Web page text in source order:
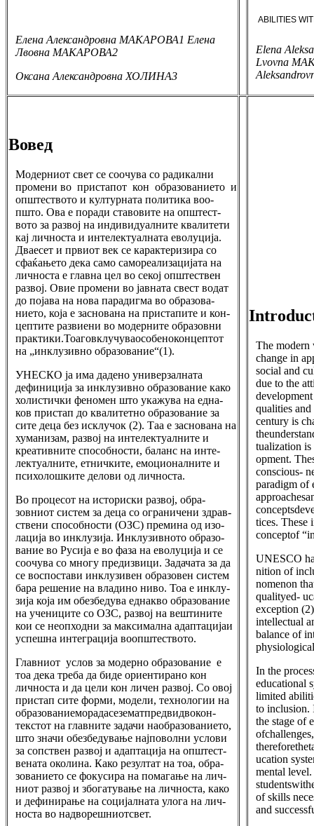
Елена Александровна МАКАРОВА1 Елена
Лвовна МАКАРОВА2
Оксана Александровна ХОЛИНА3
ABILITIES
Elena
Lvovna
Вовед
Модерниот свет се соочува со радикални
промени во пристапот кон образованието и
општеството и културната политика воо-
пшто. Ова е поради ставовите на општест-
вото за развој на индивидуалните квалитети
кај личноста и интелектуалната еволуција.
Дваесет и првиот век се карактеризира со
сфаќањето дека само самореализацијата на
личноста е главна цел во секој општествен
развој. Овие промени во јавната свест водат
до појава на нова парадигма во образова-
нието, која е заснована на пристапите и кон-
цептите развиени во модерните образовни
практики.Тоаговклучуваособеноконцептот
на „инклузивно образование“(1).
УНЕСКО ја има дадено универзалната
дефиниција за инклузивно образование како
холистички феномен што укажува на една-
ков пристап до квалитетно образование за
сите деца без исклучок (2). Таа е заснована на
хуманизам, развој на интелектуалните и
креативните способности, баланс на инте-
лектуалните, етничките, емоционалните и
психолошките делови од личноста.
Во процесот на историски развој, обра-
зовниот систем за деца со ограничени здрав-
ствени способности (ОЗС) премина од изо-
лација во инклузија. Инклузивното образо-
вание во Русија е во фаза на еволуција и се
соочува со многу предизвици. Задачата за да
се воспостави инклузивен образовен систем
бара решение на владино ниво. Тоа е инклу-
зија која им обезбедува еднакво образование
на учениците со ОЗС, развој на вештините
кои се неопходни за максимална адаптацијаи
успешна интеграција воопштеството.
Главниот услов за модерно образование е
тоа дека треба да биде ориентирано кон
личноста и да цели кон личен развој. Со овој
пристап сите форми, модели, технологии на
образованиеморадасезематпредвидвокон-
текстот на главните задачи наобразованието,
што значи обезбедување најповолни услови
за сопствен развој и адаптација на општест-
вената околина. Како резултат на тоа, обра-
зованието се фокусира на помагање на лич-
ниот развој и збогатување на личноста, како
и дефинирање на социјалната улога на лич-
носта во надворешниотсвет.
The modern
change in
social and
due to the
qualities
century is
tualization
opment.
conscious-
paradigm of
tices. These
conceptof
UNESCO
nition of
nomenon
qualityed-
exception
intellectual
balance of
In the
educational
limited
to inclusion.
the stage of
ofchallenges,
ucation
mental
of skills
and